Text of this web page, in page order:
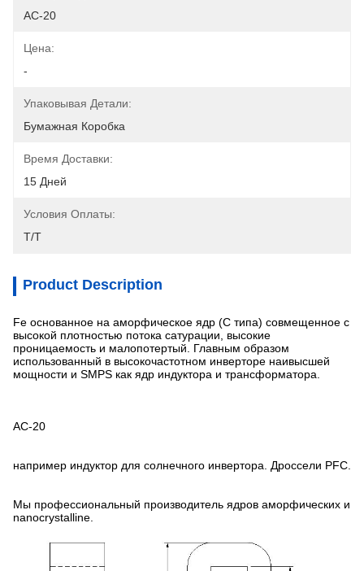
AC-20
Цена:
-
Упаковывая Детали:
Бумажная Коробка
Время Доставки:
15 Дней
Условия Оплаты:
T/T
Product Description
Fe основанное на аморфическое ядр (C типа) совмещенное с
высокой плотностью потока сатурации, высокие
проницаемость и малопотертый. Главным образом
использованный в высокочастотном инверторе наивысшей
мощности и SMPS как ядр индуктора и трансформатора.
AC-20
например индуктор для солнечного инвертора. Дроссели PFC.
Мы профессиональный производитель ядров аморфических и
nanocrystalline.